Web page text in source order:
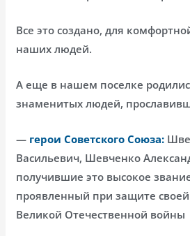
Все это создано, для
наших людей.
А еще в нашем поселке
знаменитых людей,
— герои Советского Союза:
Васильевич, Шевченко
получившие это высокое
проявленный при защите
Великой Отечественной войны